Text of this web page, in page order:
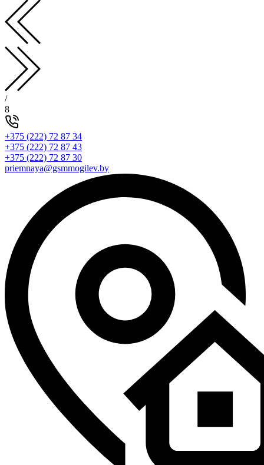
/
8
+375 (222) 72 87 34
+375 (222) 72 87 43
+375 (222) 72 87 30
priemnaya@gsmmogilev.by